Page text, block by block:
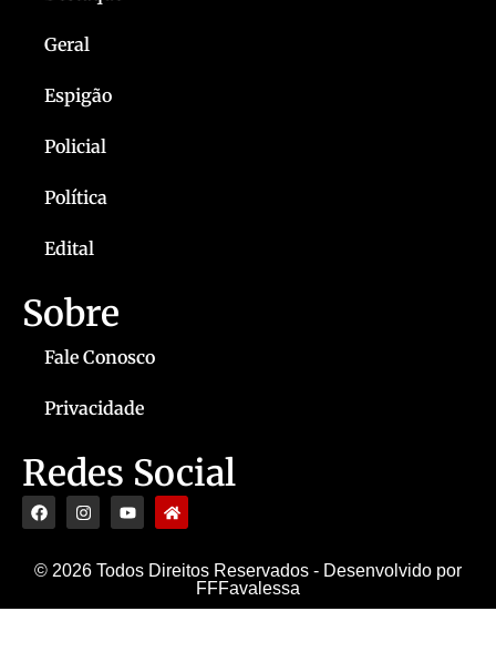
Geral
Espigão
Policial
Política
Edital
Sobre
Fale Conosco
Privacidade
Redes Social
© 2026 Todos Direitos Reservados - Desenvolvido por
FFFavalessa